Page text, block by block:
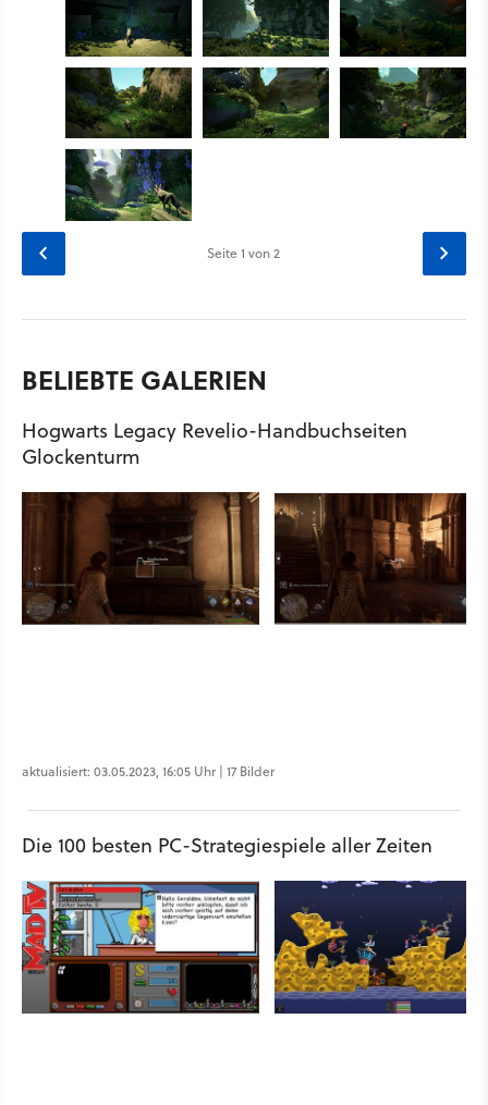
Seite1 von 2
BELIEBTE GALERIEN
Hogwarts Legacy Revelio-Handbuchseiten
Glockenturm
aktualisiert: 03.05.2023, 16:05 Uhr | 17 Bilder
Die 100 besten PC-Strategiespiele aller Zeiten